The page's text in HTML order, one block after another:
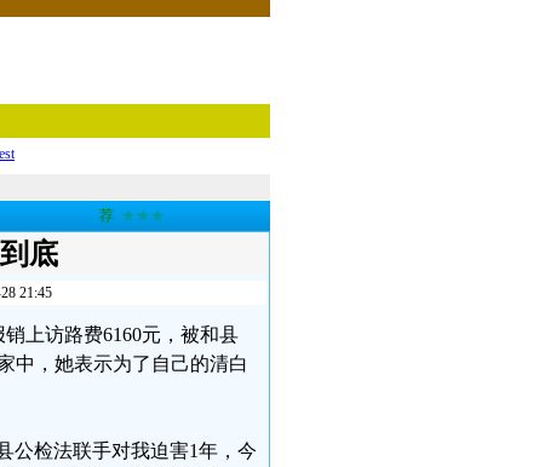
荐 ★★★
底
21:45
上访路费6160元，被和县
中，她表示为了自己的清白
公检法联手对我迫害1年，今